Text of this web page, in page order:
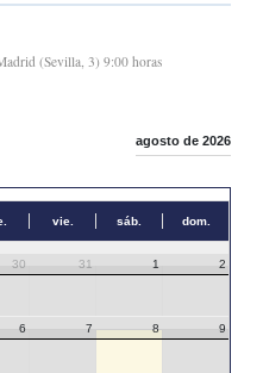
(Sevilla, 3) 9:00 horas
agosto de 2026
vie. sáb. dom.
30 31 1 2
6 7 8 9